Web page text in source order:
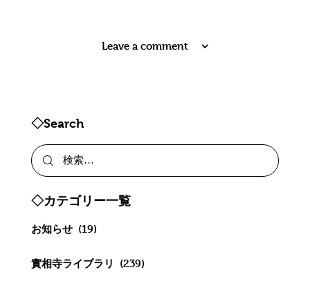
Leave a comment
◇Search
◇カテゴリー一覧
お知らせ (19)
實相寺ライブラリ (239)